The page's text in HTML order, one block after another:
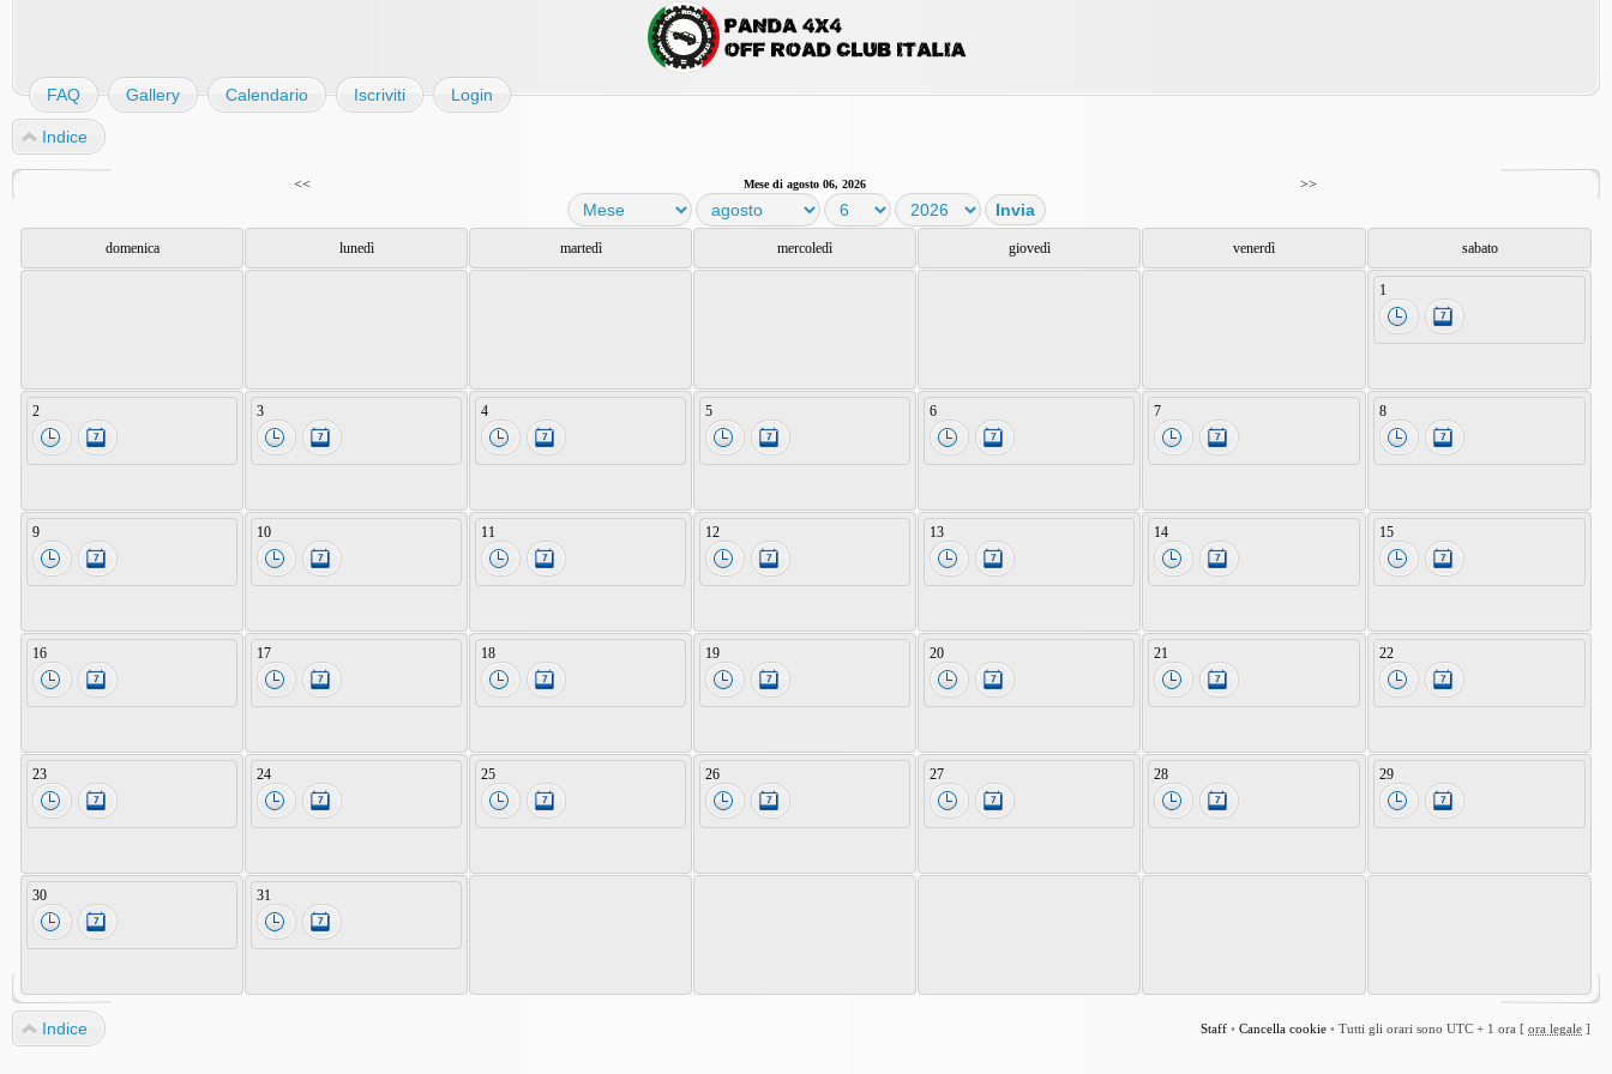
FAQ Gallery Calendario Iscriviti Login
Indice
<< Mese di agosto 06, 2026 >>
domenica lunedì martedì mercoledì giovedì venerdì sabato
1
2 3 4 5 6 7 8
9 10 11 12 13 14 15
16 17 18 19 20 21 22
23 24 25 26 27 28 29
30 31
Staff • Cancella cookie • Tutti gli orari sono UTC + 1 ora [ ora legale ]
Indice